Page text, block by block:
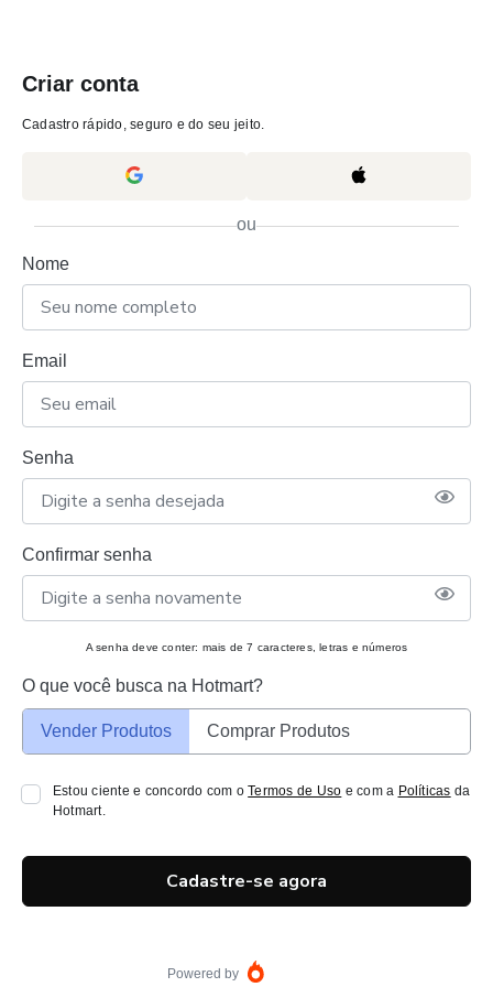
Criar conta
Cadastro rápido, seguro e do seu jeito.
ou
Nome
Email
Senha
Confirmar senha
A senha deve conter: mais de 7 caracteres, letras e números
O que você busca na Hotmart?
Vender Produtos Comprar Produtos
Estou ciente e concordo com oTermos de Uso e com a Políticas da
Hotmart.
Cadastre-se agora
Powered by